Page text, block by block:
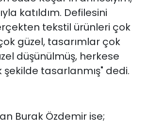
katıldım. Defilesini
tekstil ürünleri çok
güzel, tasarımlar çok
düşünülmüş, herkese
tasarlanmış" dedi.
Burak Özdemir ise;